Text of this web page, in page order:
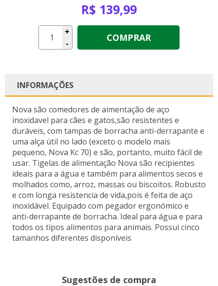
R$ 139,99
+
-
COMPRAR
INFORMAÇÕES
Nova são comedores de aimentação de aço
inoxidavel para cães e gatos,são resistentes e
duráveis, com tampas de borracha anti-derrapante e
uma alça útil no lado (exceto o modelo mais
pequeno, Nova Kc 70) e são, portanto, muito fácil de
usar. Tigelas de alimentação Nova são recipientes
ideais para a água e também para alimentos secos e
molhados como, arroz, massas ou biscoitos. Robusto
e com longa resistencia de vida,pois é feita de aço
inoxidável. Equipado com pegador ergonómico e
anti-derrapante de borracha. Ideal para água e para
todos os tipos alimentos para animais. Possui cinco
tamanhos diferentes disponíveis
Sugestões de compra